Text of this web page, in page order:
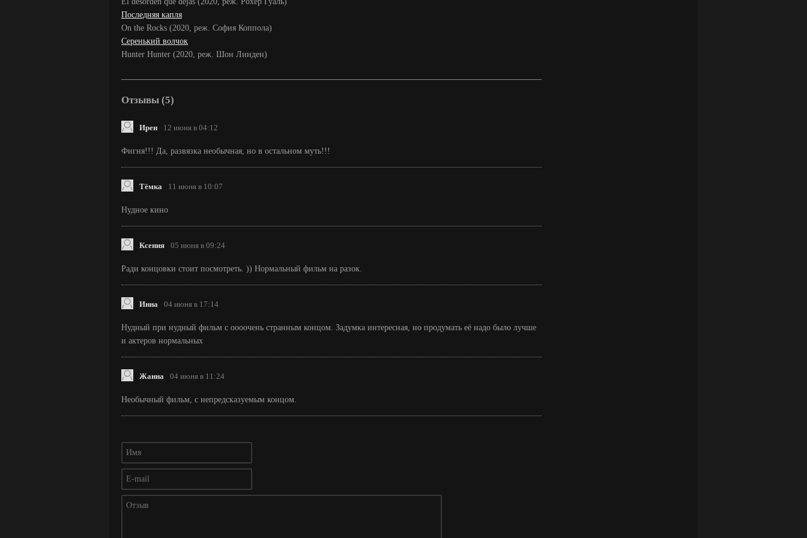
Последняя капля
On the Rocks (2020, реж. София Коппола)
Серенький волчок
Hunter Hunter (2020, реж. Шон Линден)
Отзывы (5)
Ирен 12 июня в 04:12
Фигня!!! Да, развязка необычная, но в остальном муть!!!
Тёмка 11 июня в 10:07
Нудное кино
Ксения 05 июня в 09:24
Ради концовки стоит посмотреть. )) Нормальный фильм на разок.
Инна 04 июня в 17:14
Нудный при нудный фильм с оооочень странным концом. Задумка интересная, но продумать её надо было лучше
и актеров нормальных
Жанна 04 июня в 11:24
Необычный фильм, с непредсказуемым концом.